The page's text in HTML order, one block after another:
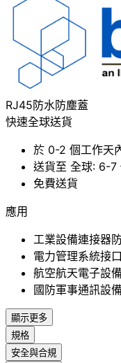
RJ45防水防塵蓋
快速全球送貨
於 0-2 個工作天
送貨至 全球: 6-7
免費送貨
應用
工業設備連接器
電力管理系統接
航空航天電子設
國防軍事通訊設
顯示更多
規格
安全與合規